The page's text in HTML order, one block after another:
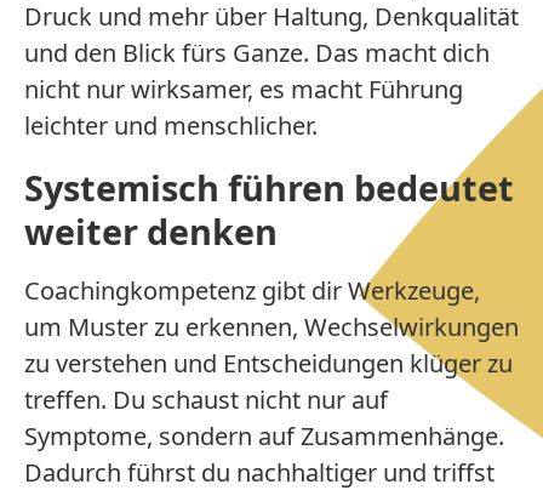
Druck und mehr über Haltung, Denkqualität
und den Blick fürs Ganze. Das macht dich
nicht nur wirksamer, es macht Führung
leichter und menschlicher.
Systemisch führen bedeutet
weiter denken
Coachingkompetenz gibt dir Werkzeuge,
um Muster zu erkennen, Wechselwirkungen
zu verstehen und Entscheidungen klüger zu
treffen. Du schaust nicht nur auf
Symptome, sondern auf Zusammenhänge.
Dadurch führst du nachhaltiger und triffst